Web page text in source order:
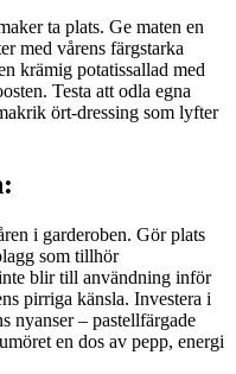
ta plats. Ge maten en
med vårens färgstarka
krämig potatissallad med
Testa att odla egna
ört-dressing som lyfter
i garderoben. Gör plats
som tillhör
blir till användning inför
pirriga känsla. Investera i
nyanser – pastellfärgade
en dos av pepp, energi